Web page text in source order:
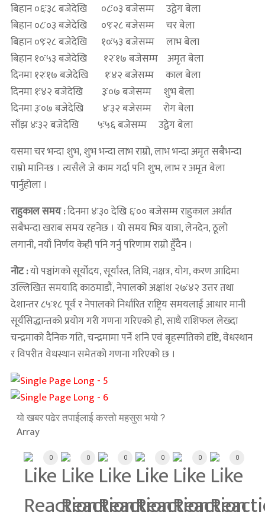
बिहान ०६ः३८ बजेदेखि ०८ः०३ बजेसम्म उद्वेग बेला
बिहान ०८ः०३ बजेदेखि ०९ः२८ बजेसम्म चर बेला
बिहान ०९ः२८ बजेदेखि १०ः५३ बजेसम्म लाभ बेला
बिहान १०ः५३ बजेदेखि १२ः१७ बजेसम्म अमृत बेला
दिनमा १२ः१७ बजेदेखि १ः४२ बजेसम्म काल बेला
दिनमा १ः४२ बजेदेखि ३ः०७ बजेसम्म शुभ बेला
दिनमा ३ः०७ बजेदेखि ४ः३२ बजेसम्म रोग बेला
साँझ ४ः३२ बजेदेखि ५ः५६ बजेसम्म उद्वेग बेला
यसमा चर भन्दा शुभ, शुभ भन्दा लाभ राम्रो, लाभ भन्दा अमृत सबैभन्दा
राम्रो मानिन्छ । त्यसैले जे काम गर्दा पनि शुभ, लाभ र अमृत बेला
पार्नुहोला ।
राहुकाल समय :दिनमा ४ः३० देखि ६ः०० बजेसम्म राहुकाल अर्थात
सबैभन्दा खराब समय रहनेछ । यो समय भित्र यात्रा, लेनदेन, ठूलो
लगानी, नयाँ निर्णय केही पनि गर्नु परिणाम राम्रो हुँदैन ।
नोट :यो पञ्चांगको सूर्योदय, सूर्यास्त, तिथि, नक्षत्र, योग, करण आदिमा
उल्लिखित समयादि काठमाडौं, नेपालको अक्षांश २७ः४२ उत्तर तथा
देशान्तर ८५ः१८ पूर्व र नेपालको निर्धारित राष्ट्रिय समयलाई आधार मानी
सूर्यसिद्धान्तको प्रयोग गरी गणना गरिएको हो, साथै राशिफल लेख्दा
चन्द्रमाको दैनिक गति, चन्द्रमामा पर्ने शनि एवं बृहस्पतिको दृष्टि, वेधस्थान
र विपरीत वेधस्थान समेतको गणना गरिएको छ ।
यो खबर पढेर तपाईलाई कस्तो महसुस भयो ?
Array
0 0 0 0 0 0